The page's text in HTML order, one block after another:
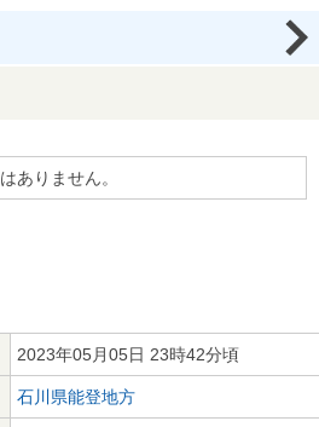
ありません。
2023年05月05日 23時42分頃
石川県能登地方